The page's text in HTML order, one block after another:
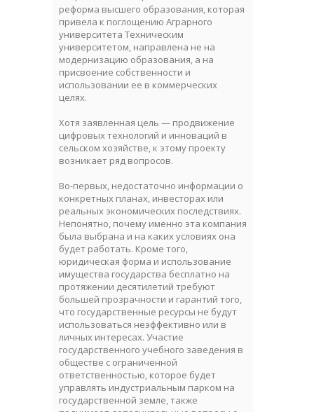
реформа высшего образования, которая
привела к поглощению Аграрного
университета Техническим
университетом, направлена не на
модернизацию образования, а на
присвоение собственности и
использовании ее в коммерческих
целях.
Хотя заявленная цель — продвижение
цифровых технологий и инноваций в
сельском хозяйстве, к этому проекту
возникает ряд вопросов.
Во-первых, недостаточно информации о
конкретных планах, инвесторах или
реальных экономических последствиях.
Непонятно, почему именно эта компания
была выбрана и на каких условиях она
будет работать. Кроме того,
юридическая форма и использование
имущества государства бесплатно на
протяжении десятилетий требуют
большей прозрачности и гарантий того,
что государственные ресурсы не будут
использоваться неэффективно или в
личных интересах. Участие
государственного учебного заведения в
обществе с ограниченной
ответственностью, которое будет
управлять индустриальным парком на
государственной земле, также